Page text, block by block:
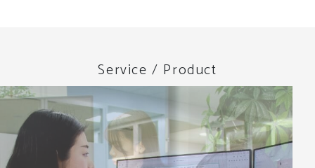
Service / Product